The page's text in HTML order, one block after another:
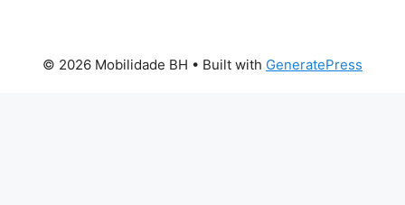
© 2026 Mobilidade BH • Built with GeneratePress